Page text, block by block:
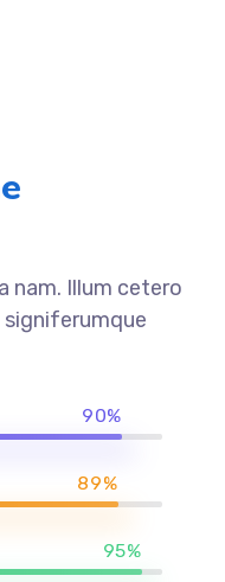
nam. Illum cetero
90%
89%
95%